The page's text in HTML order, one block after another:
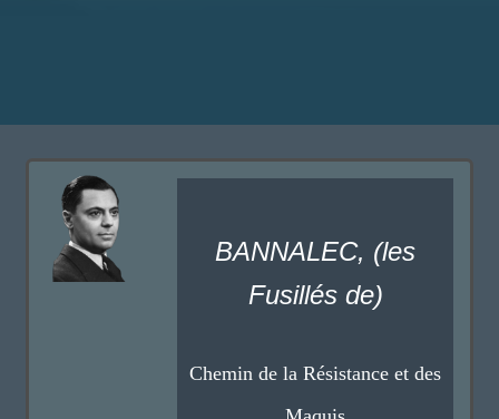
BANNALEC, (les
Fusillés de)
Chemin de la Résistance et des